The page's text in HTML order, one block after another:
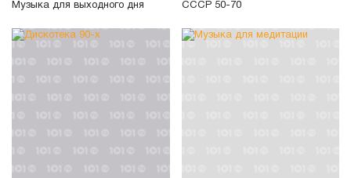
Музыка для выходного дня СССР 50-70